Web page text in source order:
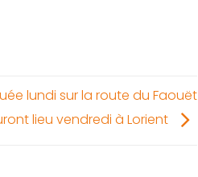
lundi sur la route du Faouët
lieu vendredi à Lorient